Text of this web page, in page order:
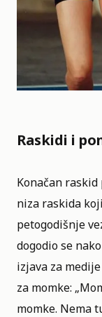
Raskidi i
Konačan raskid
niza raskida
petogodišnje
dogodio se
izjava za
za momke:
momke. Nema